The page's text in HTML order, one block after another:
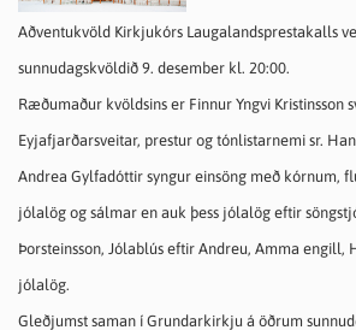
Aðventukvöld Kirkjukórs Laugalandsprestakalls
sunnudagskvöldið 9. desember kl. 20:00.
Ræðumaður kvöldsins er Finnur Yngvi Kristinsson
Eyjafjarðarsveitar, prestur og tónlistarnemi sr.
Andrea Gylfadóttir syngur einsöng með kórnum,
jólalög og sálmar en auk þess jólalög eftir
Þorsteinsson, Jólablús eftir Andreu, Amma
jólalög.
Gleðjumst saman í Grundarkirkju á öðrum